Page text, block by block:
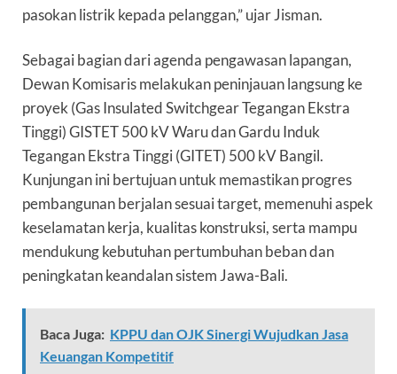
pasokan listrik kepada pelanggan,” ujar Jisman.
Sebagai bagian dari agenda pengawasan lapangan,
Dewan Komisaris melakukan peninjauan langsung ke
proyek (Gas Insulated Switchgear Tegangan Ekstra
Tinggi) GISTET 500 kV Waru dan Gardu Induk
Tegangan Ekstra Tinggi (GITET) 500 kV Bangil.
Kunjungan ini bertujuan untuk memastikan progres
pembangunan berjalan sesuai target, memenuhi aspek
keselamatan kerja, kualitas konstruksi, serta mampu
mendukung kebutuhan pertumbuhan beban dan
peningkatan keandalan sistem Jawa-Bali.
Baca Juga: KPPU dan OJK Sinergi Wujudkan Jasa
Keuangan Kompetitif